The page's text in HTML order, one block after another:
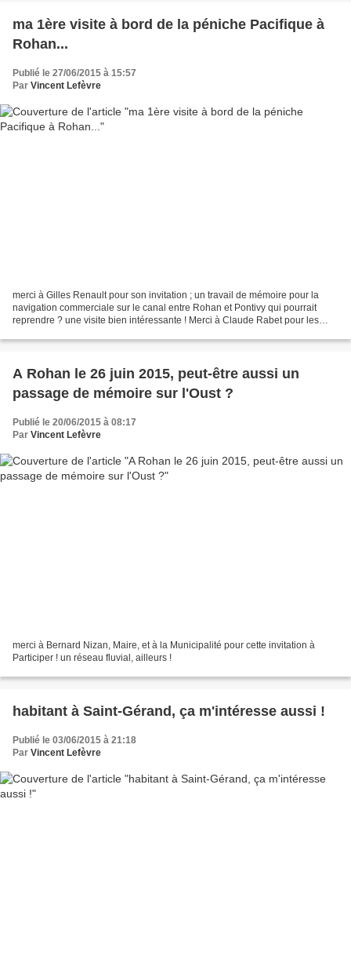
ma 1ère visite à bord de la péniche Pacifique à
Rohan...
Publié le 27/06/2015 à 15:57
Par Vincent Lefèvre
merci à Gilles Renault pour son invitation ; un travail de mémoire pour la
navigation commerciale sur le canal entre Rohan et Pontivy qui pourrait
reprendre ? une visite bien intéressante ! Merci à Claude Rabet pour les
A Rohan le 26 juin 2015, peut-être aussi un
passage de mémoire sur l'Oust ?
Publié le 20/06/2015 à 08:17
Par Vincent Lefèvre
merci à Bernard Nizan, Maire, et à la Municipalité pour cette invitation à
Participer ! un réseau fluvial, ailleurs !
habitant à Saint-Gérand, ça m'intéresse aussi !
Publié le 03/06/2015 à 21:18
Par Vincent Lefèvre